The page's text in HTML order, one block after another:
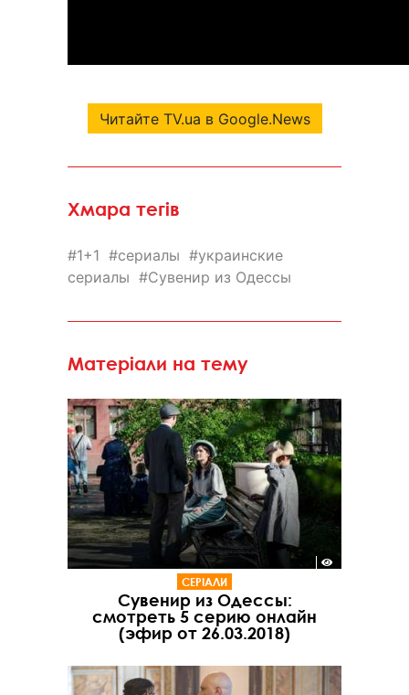
Читайте TV.ua в Google.News
Хмара тегів
1+1 сериалы
украинские
сериалы
Сувенир из Одессы
Матеріали на тему
СЕРІАЛИ
Сувенир из Одессы:
смотреть 5 серию онлайн
(эфир от 26.03.2018)